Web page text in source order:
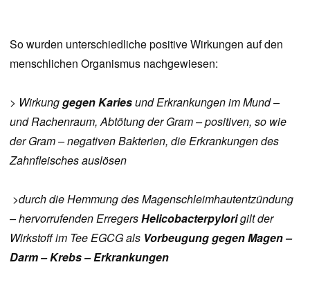
So wurden unterschiedliche positive Wirkungen auf den
menschlichen Organismus nachgewiesen:
> Wirkunggegen Kariesund Erkrankungen im Mund –
und Rachenraum, Abtötung der Gram – positiven, so wie
der Gram – negativen Bakterien, die Erkrankungen des
Zahnfleisches auslösen
>durch die Hemmung des Magenschleimhautentzündung
– hervorrufenden ErregersHelicobacterpylorigilt der
Wirkstoff im Tee EGCG als Vorbeugung gegen Magen –
Darm – Krebs –Erkrankungen